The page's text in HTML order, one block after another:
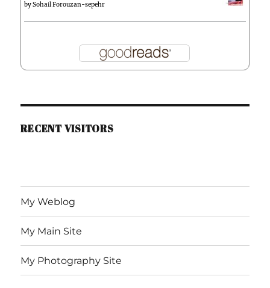
bySohail Forouzan-sepehr
RECENT VISITORS
My Weblog
My Main Site
My Photography Site